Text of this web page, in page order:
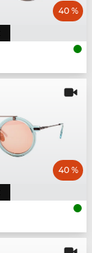
40 %
40 %